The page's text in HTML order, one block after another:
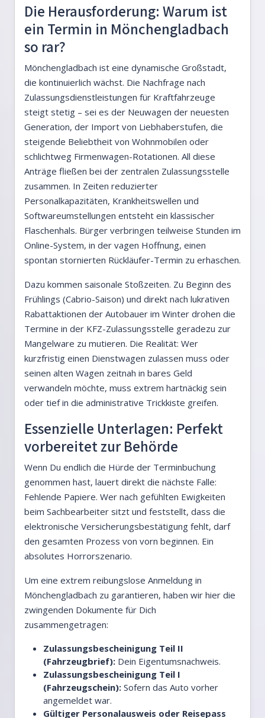
Die Herausforderung: Warum ist
ein Termin in Mönchengladbach
so rar?
Mönchengladbach ist eine dynamische Großstadt,
die kontinuierlich wächst. Die Nachfrage nach
Zulassungsdienstleistungen für Kraftfahrzeuge
steigt stetig – sei es der Neuwagen der neuesten
Generation, der Import von Liebhaberstufen, die
steigende Beliebtheit von Wohnmobilen oder
schlichtweg Firmenwagen-Rotationen. All diese
Anträge fließen bei der zentralen Zulassungsstelle
zusammen. In Zeiten reduzierter
Personalkapazitäten, Krankheitswellen und
Softwareumstellungen entsteht ein klassischer
Flaschenhals. Bürger verbringen teilweise Stunden im
Online-System, in der vagen Hoffnung, einen
spontan stornierten Rückläufer-Termin zu erhaschen.
Dazu kommen saisonale Stoßzeiten. Zu Beginn des
Frühlings (Cabrio-Saison) und direkt nach lukrativen
Rabattaktionen der Autobauer im Winter drohen die
Termine in der KFZ-Zulassungsstelle geradezu zur
Mangelware zu mutieren. Die Realität: Wer
kurzfristig einen Dienstwagen zulassen muss oder
seinen alten Wagen zeitnah in bares Geld
verwandeln möchte, muss extrem hartnäckig sein
oder tief in die administrative Trickkiste greifen.
Essenzielle Unterlagen: Perfekt
vorbereitet zur Behörde
Wenn Du endlich die Hürde der Terminbuchung
genommen hast, lauert direkt die nächste Falle:
Fehlende Papiere. Wer nach gefühlten Ewigkeiten
beim Sachbearbeiter sitzt und feststellt, dass die
elektronische Versicherungsbestätigung fehlt, darf
den gesamten Prozess von vorn beginnen. Ein
absolutes Horrorszenario.
Um eine extrem reibungslose Anmeldung in
Mönchengladbach zu garantieren, haben wir hier die
zwingenden Dokumente für Dich
zusammengetragen:
Zulassungsbescheinigung Teil II
(Fahrzeugbrief): Dein Eigentumsnachweis.
Zulassungsbescheinigung Teil I
(Fahrzeugschein): Sofern das Auto vorher
angemeldet war.
Gültiger Personalausweis oder Reisepass